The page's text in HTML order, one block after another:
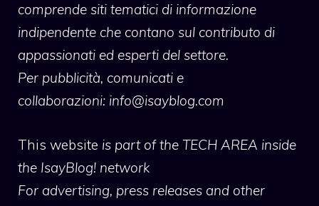
comprende siti tematici di informazione
indipendente che contano sul contributo di
appassionati ed esperti del settore.
Per pubblicità, comunicati e
collaborazioni: info@isayblog.com
This website is part of the TECH AREA inside
the IsayBlog! network
For advertising, press releases and other